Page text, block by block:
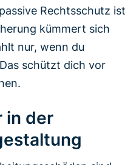
Rechtsschutz ist
kümmert sich
nur, wenn du
schützt dich vor
in der